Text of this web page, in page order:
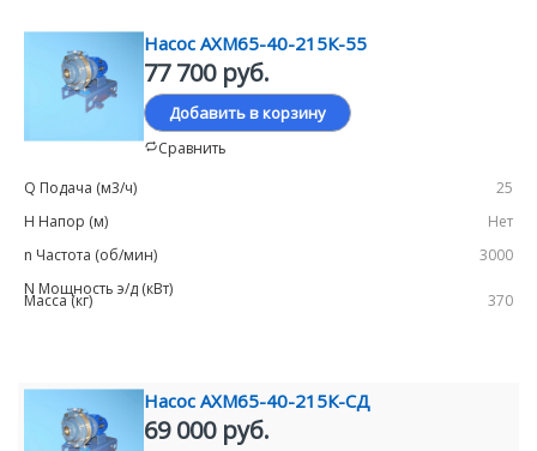
Насос АХМ65-40-215К-55
77 700 руб.
Добавить в корзину
Сравнить
25
Нет
3000
370
Насос АХМ65-40-215К-СД
69 000 руб.